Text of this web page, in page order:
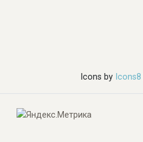
Icons byIcons8